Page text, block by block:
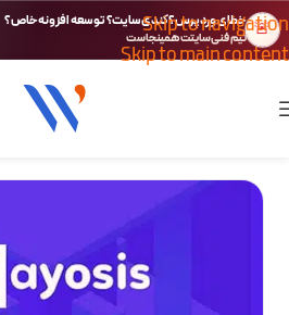
Skip to navigation
Skip to main content
🚨 خطای وردپرس؟ کندی سایت؟ توسعه افزونه خاص؟
تیم فنی سایتت همینجاست